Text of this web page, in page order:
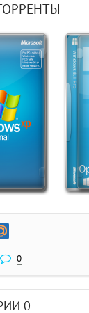
0
0